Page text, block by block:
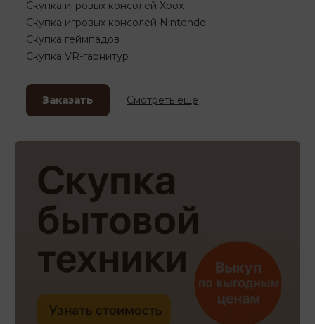
Скупка игровых консолей Xbox
Скупка игровых консолей Nintendo
Скупка геймпадов
Скупка VR-гарнитур
Заказать Смотреть еще